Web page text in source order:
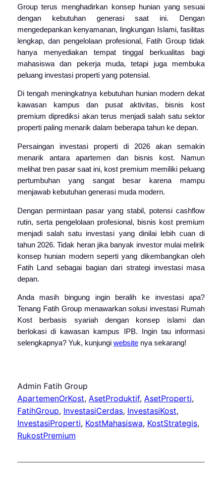
Groupterus menghadirkan konsep hunian yang sesuai
dengan kebutuhan generasi saat ini. Dengan
mengedepankan kenyamanan, lingkungan Islami, fasilitas
lengkap, dan pengelolaan profesional, FatihGroup tidak
hanya menyediakan tempat tinggal berkualitas bagi
mahasiswa dan pekerja muda, tetapi juga membuka
peluang investasi properti yang potensial.
Di tengah meningkatnya kebutuhan hunian modern dekat
kawasan kampus dan pusat aktivitas, bisnis kost
premium diprediksi akan terus menjadi salah satu sektor
properti paling menarik dalam beberapa tahun ke depan.
Persaingan investasi properti di 2026 akan semakin
menarik antara apartemen dan bisnis kost. Namun
melihat tren pasar saat ini, kost premium memiliki peluang
pertumbuhan yang sangat besar karena mampu
menjawab kebutuhan generasi muda modern.
Dengan permintaan pasar yang stabil, potensi cashflow
rutin, serta pengelolaan profesional, bisnis kost premium
menjadi salah satu investasi yang dinilai lebih cuan di
tahun 2026. Tidak heran jika banyak investor mulai melirik
konsep hunian modern seperti yang dikembangkan oleh
Fatih Land sebagai bagian dari strategi investasi masa
depan.
Anda masih bingung ingin beralih ke investasi apa?
Tenang Fatih Groupmenawarkan solusi investasi Rumah
Kost berbasis syariah dengan konsep islami dan
berlokasi di kawasan kampus IPB. Ingin tau informasi
selengkapnya? Yuk, kunjungi websitenya sekarang!
Admin Fatih Group
ApartemenOrKost, AsetProduktif, AsetProperti ,
FatihGroup, InvestasiCerdas, InvestasiKost ,
InvestasiProperti, KostMahasiswa, KostStrategis ,
RukostPremium